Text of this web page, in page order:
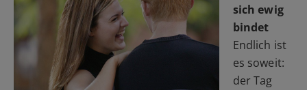
sich ewig
bindet
Endlich ist
es soweit:
der Tag